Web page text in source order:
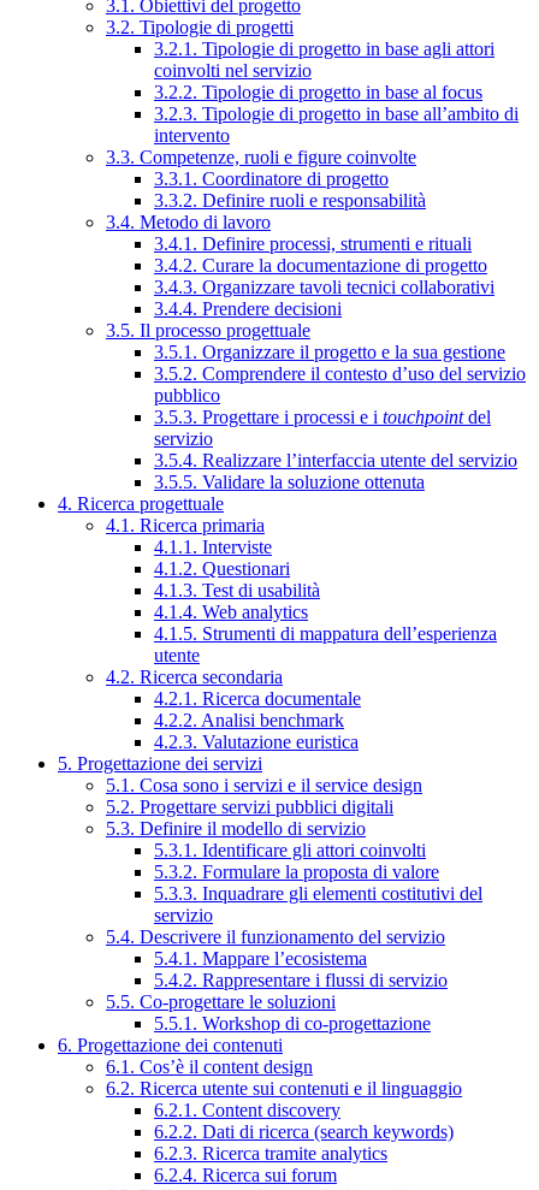
3.1. Obiettivi del progetto
3.2. Tipologie di progetti
3.2.1. Tipologie di progetto in base agli attori
coinvolti nel servizio
3.2.2. Tipologie di progetto in base al focus
3.2.3. Tipologie di progetto in base all’ambito di
intervento
3.3. Competenze, ruoli e figure coinvolte
3.3.1. Coordinatore di progetto
3.3.2. Definire ruoli e responsabilità
3.4. Metodo di lavoro
3.4.1. Definire processi, strumenti e rituali
3.4.2. Curare la documentazione di progetto
3.4.3. Organizzare tavoli tecnici collaborativi
3.4.4. Prendere decisioni
3.5. Il processo progettuale
3.5.1. Organizzare il progetto e la sua gestione
3.5.2. Comprendere il contesto d’uso del servizio
pubblico
3.5.3. Progettare i processi e i touchpointdel
servizio
3.5.4. Realizzare l’interfaccia utente del servizio
3.5.5. Validare la soluzione ottenuta
4. Ricerca progettuale
4.1. Ricerca primaria
4.1.1. Interviste
4.1.2. Questionari
4.1.3. Test di usabilità
4.1.4. Web analytics
4.1.5. Strumenti di mappatura dell’esperienza
utente
4.2. Ricerca secondaria
4.2.1. Ricerca documentale
4.2.2. Analisi benchmark
4.2.3. Valutazione euristica
5. Progettazione dei servizi
5.1. Cosa sono i servizi e il service design
5.2. Progettare servizi pubblici digitali
5.3. Definire il modello di servizio
5.3.1. Identificare gli attori coinvolti
5.3.2. Formulare la proposta di valore
5.3.3. Inquadrare gli elementi costitutivi del
servizio
5.4. Descrivere il funzionamento del servizio
5.4.1. Mappare l’ecosistema
5.4.2. Rappresentare i flussi di servizio
5.5. Co-progettare le soluzioni
5.5.1. Workshop di co-progettazione
6. Progettazione dei contenuti
6.1. Cos’è il content design
6.2. Ricerca utente sui contenuti e il linguaggio
6.2.1. Content discovery
6.2.2. Dati di ricerca (search keywords)
6.2.3. Ricerca tramite analytics
6.2.4. Ricerca sui forum